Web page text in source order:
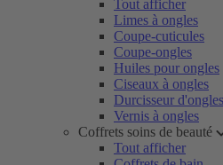
Tout afficher
Limes à ongles
Coupe-cuticules
Coupe-ongles
Huiles pour ongles
Ciseaux à ongles
Durcisseur d'ongles
Vernis à ongles
Coffrets soins de beauté
Tout afficher